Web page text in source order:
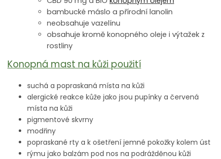
bambucké máslo a přírodní lanolin
neobsahuje vazelínu
obsahuje kromě konopného oleje i výtažek z
rostliny
Konopná mast na kůži použití
suchá a popraskaná místa na kůži
alergické reakce kůže jako jsou pupínky a červená
místa na kůži
pigmentové skvrny
modřiny
popraskané rty a k ošetření jemné pokožky kolem úst
rýmu jako balzám pod nos na podrážděnou kůži